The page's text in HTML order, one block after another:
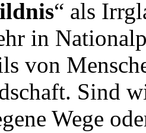
“ als
in
von
Sind
Wege